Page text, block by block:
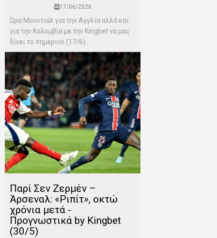
17/06/2026
Ώρα Μουντιάλ για την Αγγλία αλλά και
για την Κολομβία με την Kingbet να μας
δίνει το σημερινό (17/6)...
Παρί Σεν Ζερμέν –
Άρσεναλ: «Ριπίτ», οκτώ
χρόνια μετά -
Προγνωστικά by Kingbet
(30/5)